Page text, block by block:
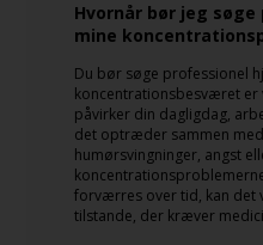
Hvornår bør jeg
mine
Du bør søge professionel
koncentrationsbesværet er
påvirker din dagligdag,
det optræder sammen
humørsvingninger, angst
forværres over tid, kan det
tilstande, der kræver